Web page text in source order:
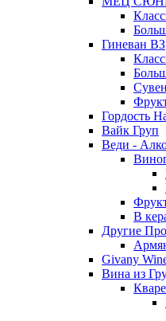
Гиневан ВЗ
Гордость
Вайк Груп
Веди -
В
Другие
Givany
Вина из